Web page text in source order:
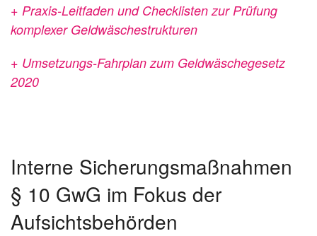
+ Praxis-Leitfaden und Checklisten zur Prüfung
komplexer Geldwäschestrukturen
+ Umsetzungs-Fahrplan zum Geldwäschegesetz
2020
Interne Sicherungsmaßnahmen
§ 10 GwG im Fokus der
Aufsichtsbehörden